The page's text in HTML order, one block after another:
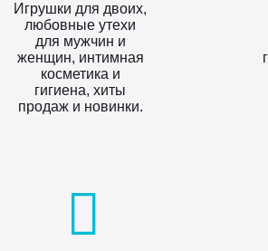
Игрушки для двоих,
любовные утехи
для мужчин и
женщин, интимная
косметика и
гигиена, хиты
продаж и новинки.